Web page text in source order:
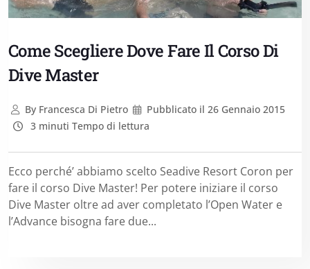
Come Scegliere Dove Fare Il Corso Di
Dive Master
ByFrancesca Di Pietro Pubblicato il 26 Gennaio 2015
3 minuti Tempo di lettura
Ecco perché’ abbiamo scelto Seadive Resort Coron per
fare il corso Dive Master! Per potere iniziare il corso
Dive Master oltre ad aver completato l’Open Water e
l’Advance bisogna fare due...